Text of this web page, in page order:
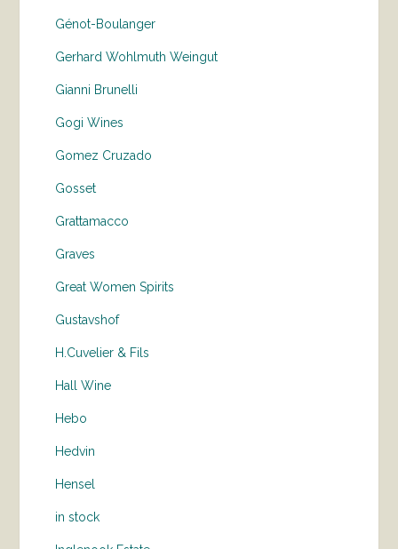
Génot-Boulanger
Gerhard Wohlmuth Weingut
Gianni Brunelli
Gogi Wines
Gomez Cruzado
Gosset
Grattamacco
Graves
Great Women Spirits
Gustavshof
H.Cuvelier & Fils
Hall Wine
Hebo
Hedvin
Hensel
in stock